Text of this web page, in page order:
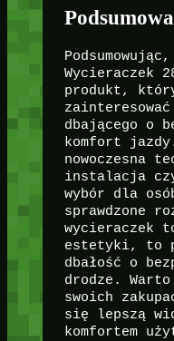
Wycieraczek
produkt,
dbającego o
komfort
nowoczesna
instalacja
wybór dla
sprawdzone
wycieraczek
estetyki, to
dbałość o
drodze.
swoich
się lepszą
komfortem